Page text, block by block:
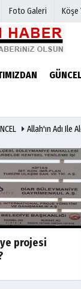
Foto Galeri Köşe
Allah'ın Adı Ile
projesi